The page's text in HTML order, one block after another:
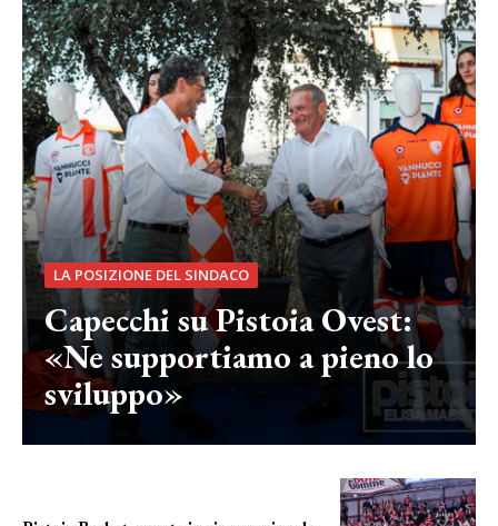
LA POSIZIONE DEL SINDACO
Capecchi su Pistoia Ovest:
«Ne supportiamo a pieno lo
sviluppo»